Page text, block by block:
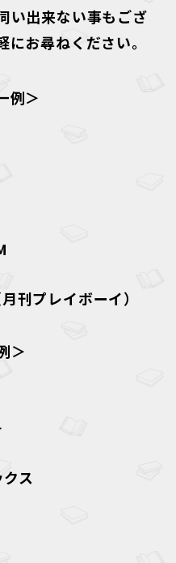
い出来ない事もござ
お尋ねください。
例＞
刊プレイボーイ）
＞
ス